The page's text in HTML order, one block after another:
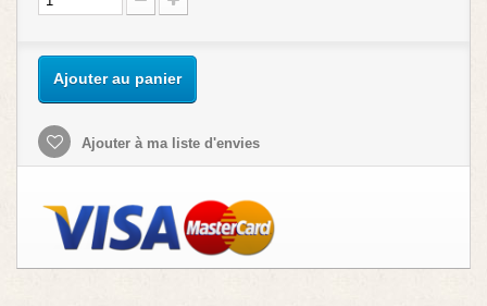
Ajouter au panier
Ajouter à ma liste d'envies